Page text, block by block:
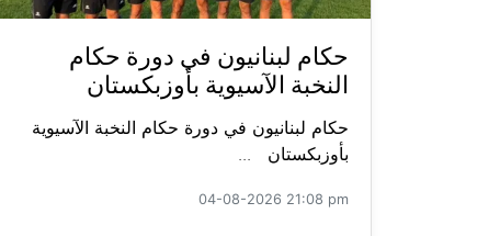
حكام لبنانيون في دورة حكام
النخبة الآسيوية بأوزبكستان
حكام لبنانيون في دورة حكام النخبة الآسيوية
بأوزبكستان ...
04-08-2026 21:08 pm